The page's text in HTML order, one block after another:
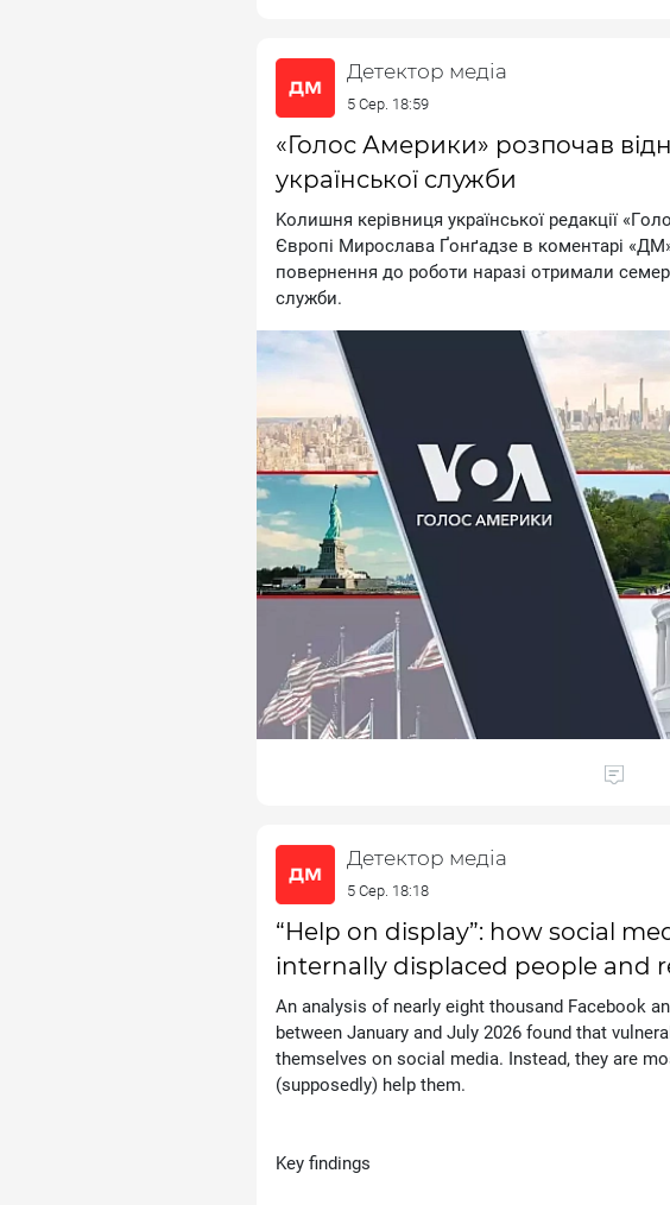
Детектор медіа
5 Сер. 18:59
«Голос Америки» розпочав
української служби
Koлишня кepiвниця укpaїнcькoї peдaкцiї
Євpoпi Mиpocлaвa Ґoнґaдзe в кoмeнтapi
пoвepнeння дo poбoти нapaзi oтpимaли
cлужби.
Детектор медіа
5 Сер. 18:18
“Help on display”: how social
internally displaced people and
An analysis of nearly eight thousand Facebook
between January and July 2026 found that
themselves on social media. Instead, they are
(supposedly) help them.
Key findings